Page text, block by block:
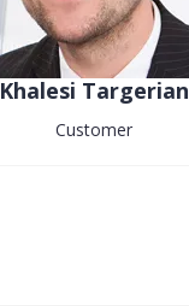
Khalesi Targerian
Customer